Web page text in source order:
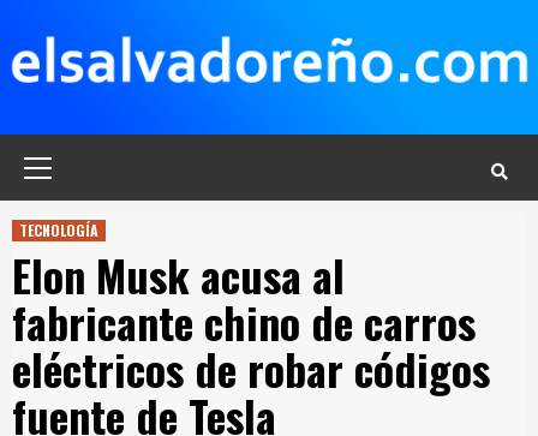
contenido
TECNOLOGÍA
Elon Musk acusa al
fabricante chino de carros
eléctricos de robar códigos
fuente de Tesla